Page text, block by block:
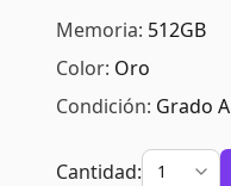
Memoria: 512GB
Color: Oro
Condición: Grado A
Cantidad: